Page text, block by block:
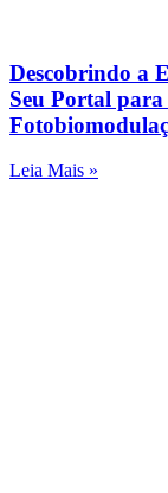
Descobrindo a
Seu Portal
Leia Mais »